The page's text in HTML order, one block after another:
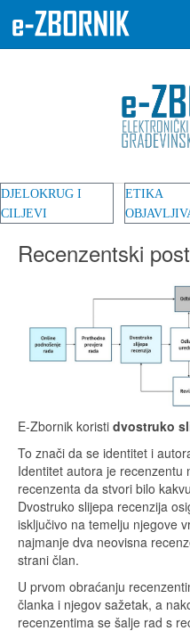
DJELOKRUG I
CILJEVI
ETIKA
Recenzentski
E-Zbornik koristi dvostruko
To znači da se identitet i
Identitet autora je recenzentu
recenzenta da stvori bilo
Dvostruko slijepa recenzija
isključivo na temelju njegove
najmanje dva neovisna
strani član.
U prvom obraćanju
članka i njegov sažetak, a
recenzentima se šalje rad s